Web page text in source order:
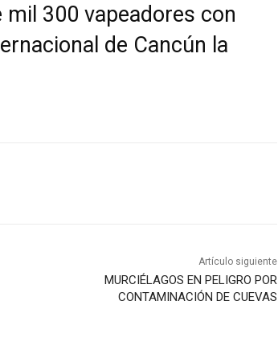
300 vapeadores con
de Cancún la
Artículo siguiente
MURCIÉLAGOS EN PELIGRO POR
CONTAMINACIÓN DE CUEVAS